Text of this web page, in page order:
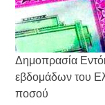
Δημοπρασία
εβδομάδων του
ποσού